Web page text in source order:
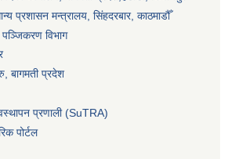
प्रशासन मन्त्रालय, सिंहदरबार, काठमाडौँ
पञ्जिकरण विभाग
बागमती प्रदेश
प्रणाली (SuTRA)
पोर्टल